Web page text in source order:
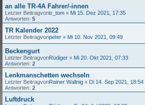
an alle TR-4A Fahrer/-innen
Letzter Beitragvontr_tom « Mi 15. Dez 2021, 17:35
Antworten: 5
TR Kalender 2022
Letzter Beitragvonpeter « Mi 10. Nov 2021, 09:49
Beckengurt
Letzter BeitragvonRüdiger « Mi 20. Okt 2021, 07:33
Antworten: 2
Lenkmanschetten wechseln
Letzter BeitragvonRainer Wallnig « Di 14. Sep 2021, 18:54
Antworten: 2
Luftdruck